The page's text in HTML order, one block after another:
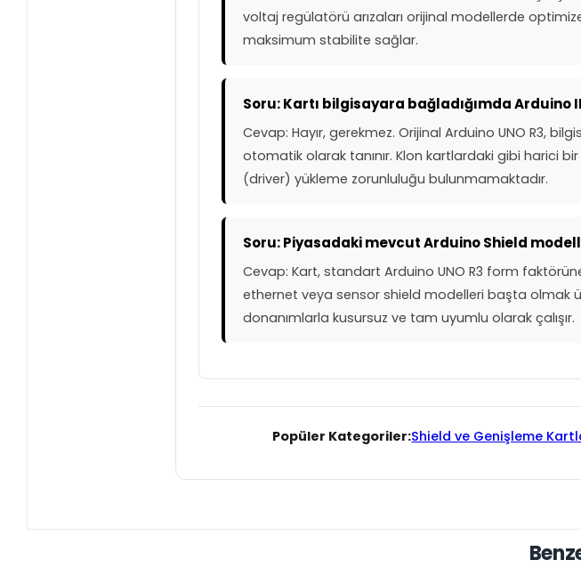
voltaj regülatörü arızaları orijinal modellerde
maksimum stabilite sağlar.
Soru: Kartı bilgisayara bağladığımda
Cevap: Hayır, gerekmez. Orijinal Arduino UNO R3,
otomatik olarak tanınır. Klon kartlardaki gibi harici
(driver) yükleme zorunluluğu bulunmamaktadır.
Soru: Piyasadaki mevcut Arduino Shield
Cevap: Kart, standart Arduino UNO R3 form
ethernet veya sensor shield modelleri başta olmak
donanımlarla kusursuz ve tam uyumlu olarak çalışır.
Popüler Kategoriler:Shield ve Genişleme